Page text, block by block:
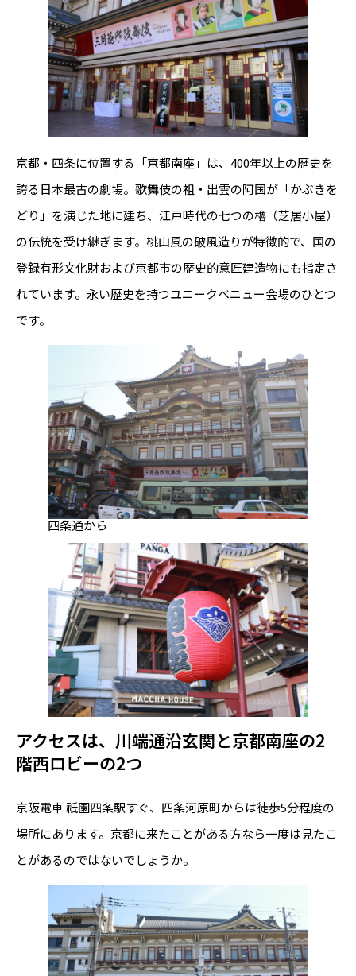
京都・四条に位置する「京都南座」は、400年以上の歴史を
誇る日本最古の劇場。歌舞伎の祖・出雲の阿国が「かぶきを
どり」を演じた地に建ち、江戸時代の七つの櫓（芝居小屋）
の伝統を受け継ぎます。桃山風の破風造りが特徴的で、国の
登録有形文化財および京都市の歴史的意匠建造物にも指定さ
れています。永い歴史を持つユニークベニュー会場のひとつ
です。
四条通から
アクセスは、川端通沿玄関と京都南座の2
階西ロビーの2つ
京阪電車 祇園四条駅すぐ、四条河原町からは徒歩5分程度の
場所にあります。京都に来たことがある方なら一度は見たこ
とがあるのではないでしょうか。